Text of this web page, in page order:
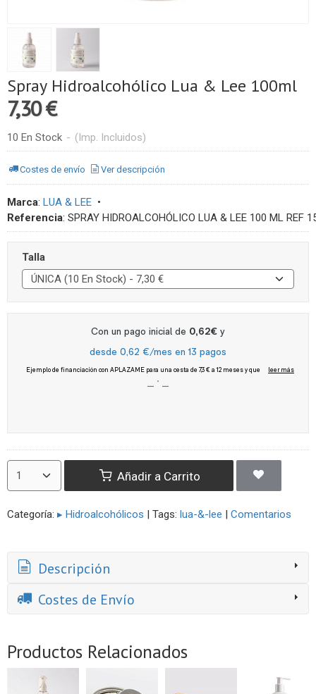
Spray Hidroalcohólico Lua & Lee 100ml
7,30 €
10 En Stock - (Imp. Incluidos)
Costes de envío Ver descripción
Marca: LUA & LEE •
Referencia: SPRAY HIDROALCOHÓLICO LUA & LEE 100 ML REF
Talla
Añadir a Carrito
Categoría: ▸ Hidroalcohólicos Tags: lua-&-lee Comentarios
Descripción
Costes de Envío
Productos Relacionados